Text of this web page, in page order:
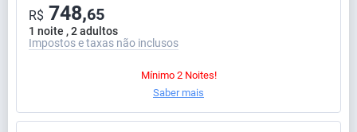
1 noite , 2 adultos
R$ 748,65
Impostos e taxas não inclusos
Mínimo 2 Noites!
Saber mais